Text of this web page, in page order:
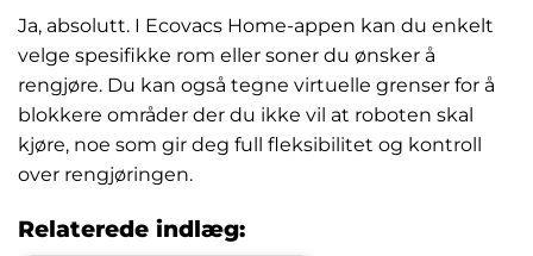
Ja, absolutt. I Ecovacs Home-appen kan du enkelt
velge spesifikke rom eller soner du ønsker å
rengjøre. Du kan også tegne virtuelle grenser for å
blokkere områder der du ikke vil at roboten skal
kjøre, noe som gir deg full fleksibilitet og kontroll
over rengjøringen.
Relaterede indlæg: